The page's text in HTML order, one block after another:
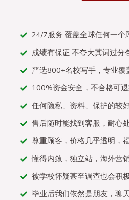
24/7服务 覆盖全球任何一个
成绩有保证 不夸大其词过分
严选800+名校写手，专业覆
100%资金安全，不合格可
任何隐私、资料、保护的较
售后随时能找到客服，耐心
尊重顾客，价格几乎透明，
懂得内敛，独立站，海外营
被学校怀疑甚至调查也会积
毕业后我们依然是朋友，聊